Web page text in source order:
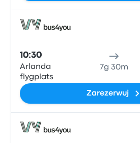
10:30
Arlanda
flygplats
7g 30m
Zarezerwuj